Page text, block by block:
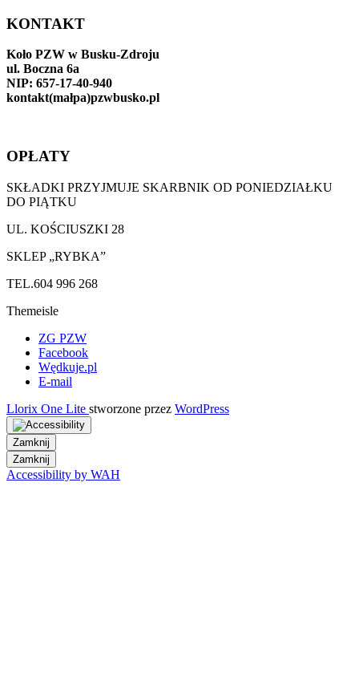
KONTAKT
Koło PZW w Busku-Zdroju
ul. Boczna 6a
NIP: 657-17-40-940
kontakt(małpa)pzwbusko.pl
OPŁATY
SKŁADKI PRZYJMUJE SKARBNIK OD PONIEDZIAŁKU
DO PIĄTKU
UL. KOŚCIUSZKI 28
SKLEP „RYBKA”
TEL.604 996 268
Themeisle
Drugie
menu
ZG PZW
Facebook
Wędkuje.pl
E-mail
Llorix One Lite stworzone przez WordPress
Zamknij
Zamknij
Accessibility by WAH